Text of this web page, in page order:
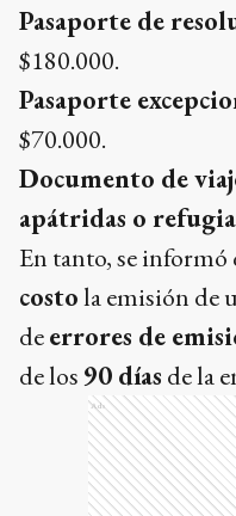
Pasaporte de
$180.000.
Pasaporte
$70.000.
Documento de
apátridas o
En tanto, se informó
costola emisión de
deerrores de
de los 90 días de la
Ads